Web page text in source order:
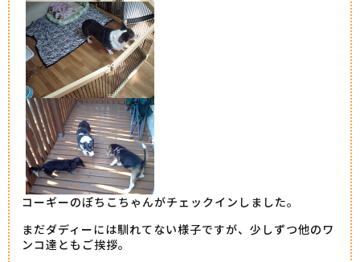
コーギーのぽちこちゃんがチェックインしました。
まだダディーには馴れてない様子ですが、少しずつ他のワ
ンコ達ともご挨拶。